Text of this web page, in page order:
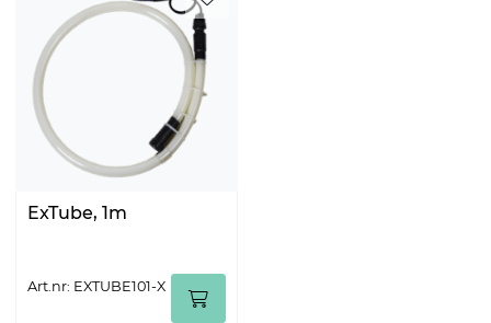
ExTube, 1m
Art.nr: EXTUBE101-X